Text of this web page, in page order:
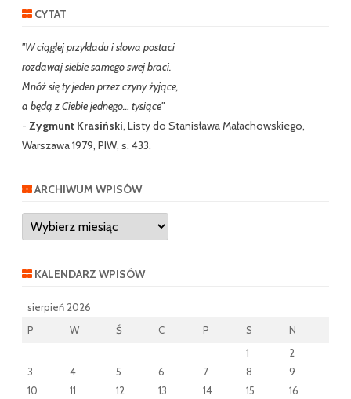
CYTAT
"W ciągłej przykładu i słowa postaci
rozdawaj siebie samego swej braci.
Mnóż się ty jeden przez czyny żyjące,
a będą z Ciebie jednego… tysiące"
- Zygmunt Krasiński, Listy do Stanisława Małachowskiego,
Warszawa 1979, PIW, s. 433.
ARCHIWUM WPISÓW
Archiwum
wpisów
KALENDARZ WPISÓW
sierpień 2026
P
W Ś C P S
N
1
2
3
4 5 6 7 8
9
10
11 12 13 14 15
16